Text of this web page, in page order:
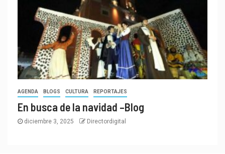
AGENDA BLOGS CULTURA REPORTAJES
En busca de la navidad –Blog
diciembre 3, 2025 Directordigital